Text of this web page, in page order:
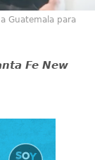
Guatemala para
Fe New